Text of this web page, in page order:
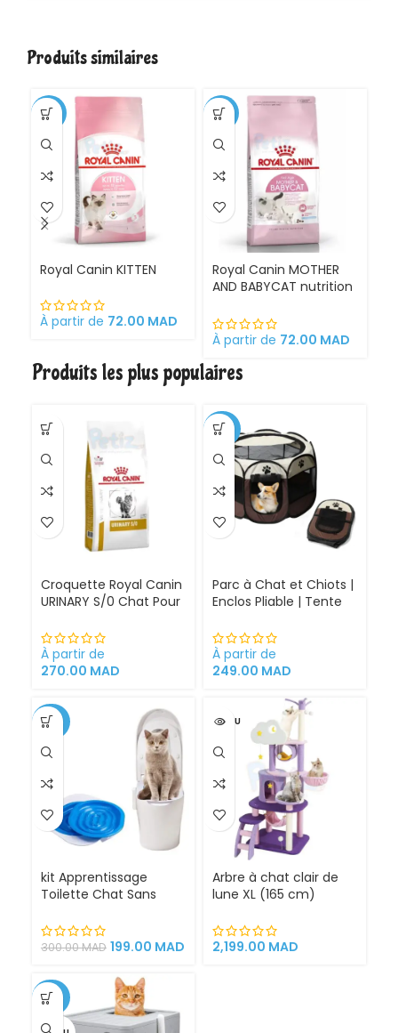
Produits similaires
-1%
Royal Canin KITTEN
À partir de 72.00 MAD
-11%
Royal Canin MOTHER
AND BABYCAT nutrition
et ses chatons
Croquettes pour
gestantes/allaitantes
À partir de 72.00 MAD
Produits les plus populaires
Croquette Royal Canin
URINARY S/0 Chat Pour
Cystite régime
médicalisé
À partir de
270.00 MAD
-30%
Parc à Chat et Chiots |
Enclos Pliable | Tente
et extérieur
À partir de
249.00 MAD
-34%
kit Apprentissage
Toilette Chat Sans
300.00MAD 199.00 MAD
VENDU
Arbre à chat clair de
lune XL (165 cm)
chat griffoirs
2,199.00 MAD
-25%